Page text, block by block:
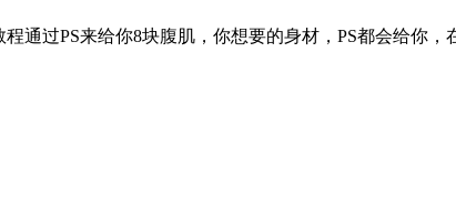
通过PS来给你8块腹肌，你想要的身材，PS都会给你，